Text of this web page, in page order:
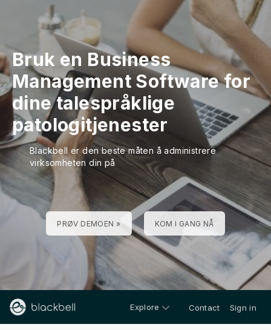
Bruk en Business
Management Software for
dine talespråklige
patologitjenester
Blackbell er den beste måten å administrere
virksomheten din på
PRØV DEMOEN » KOM I GANG NÅ
Explore Contact Sign in